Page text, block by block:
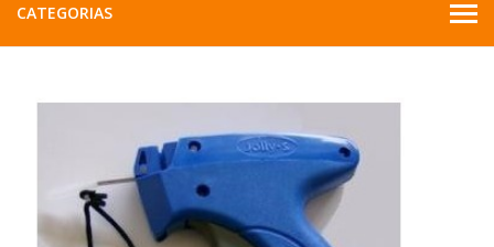
CATEGORIAS